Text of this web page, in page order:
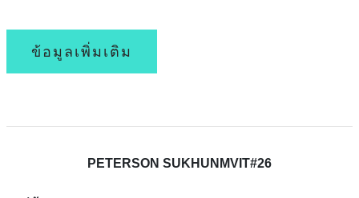
ข้อมูลเพิ่มเติม
PETERSON SUKHUNMVIT#26